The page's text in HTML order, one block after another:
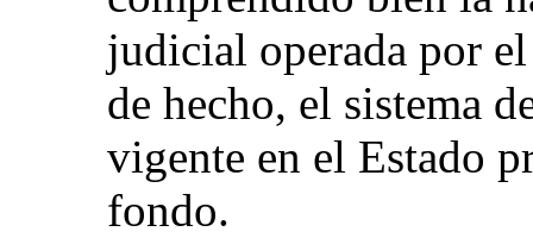
judicial operada por
de hecho, el sistema
vigente en el Estado
fondo.